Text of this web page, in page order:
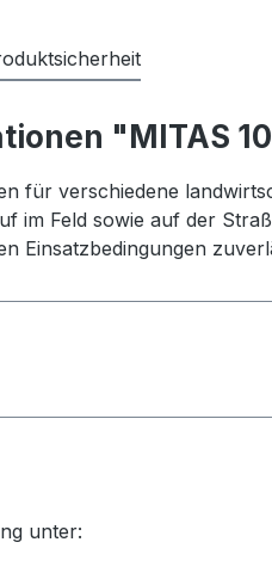
"MITAS
für verschiedene
im Feld sowie auf der
Einsatzbedingungen
unter: